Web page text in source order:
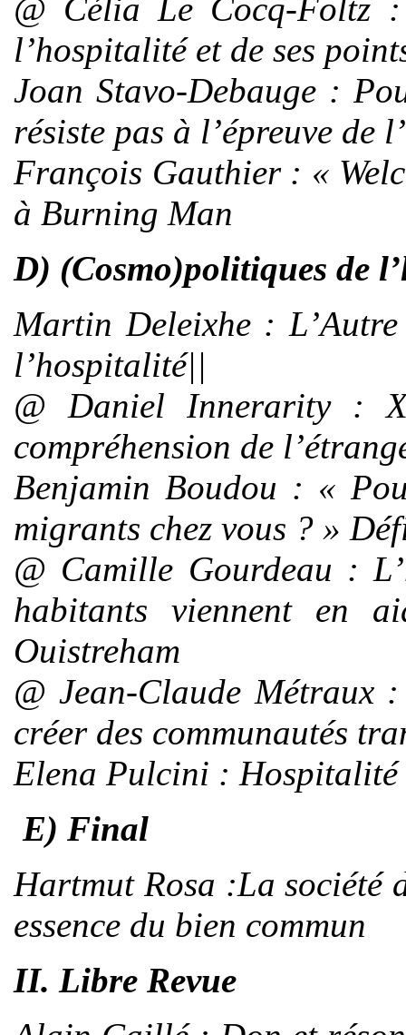
@ Célia Le Cocq-Foltz
l’hospitalité et de ses
Joan Stavo-Debauge :
résiste pas à l’épreuve de
François Gauthier: «
à Burning Man
D) (Cosmo)politiques de
Martin Deleixhe: L’Autre
l’hospitalité||
@ Daniel Innerarity :
compréhension de
Benjamin Boudou : «
migrants chez vous ? »
@ Camille Gourdeau :
habitants viennent en
Ouistreham
@Jean-Claude Métraux:
créer des communautés
Elena Pulcini : Hospitalité
E) Final
Hartmut Rosa :La société
essence du bien commun
II. Libre Revue